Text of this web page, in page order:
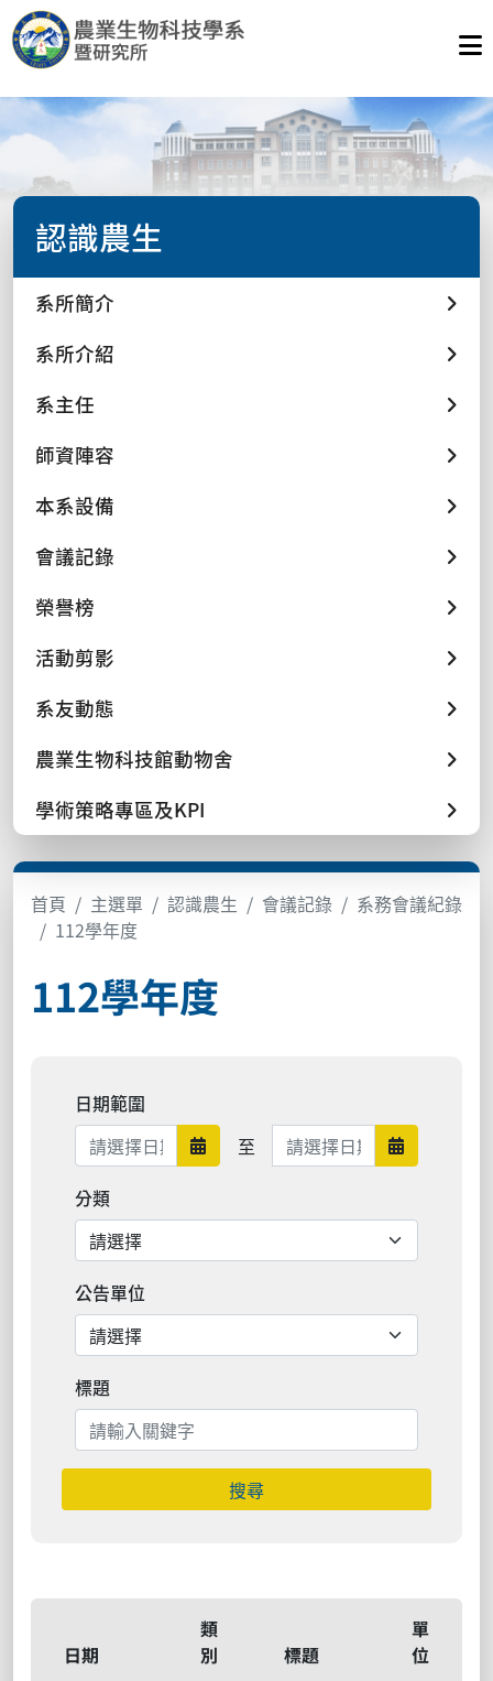
認識農生
系所簡介
系所介紹
系主任
師資陣容
本系設備
會議記錄
榮譽榜
活動剪影
系友動態
農業生物科技館動物舍
學術策略專區及KPI
首頁 主選單 認識農生 會議記錄
系務會議紀錄
112學年度
112學年度
日期範圍
日期範圍開始
至 日期範圍結束 日期範圍
分類
公告單位
標題
搜尋
日期
類
別
標題
單
位